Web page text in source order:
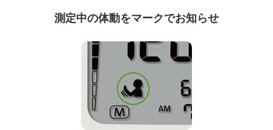
測定中の体動をマークでお知らせ